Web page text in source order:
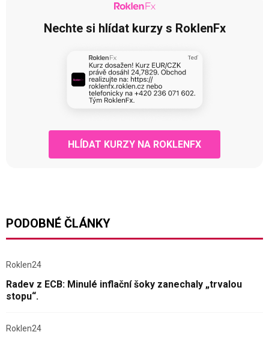
Nechte si hlídat kurzy s RoklenFx
HLÍDAT KURZY NA ROKLENFX
PODOBNÉ ČLÁNKY
Roklen24
Radev z ECB: Minulé inflační šoky zanechaly „trvalou
stopu“.
Roklen24